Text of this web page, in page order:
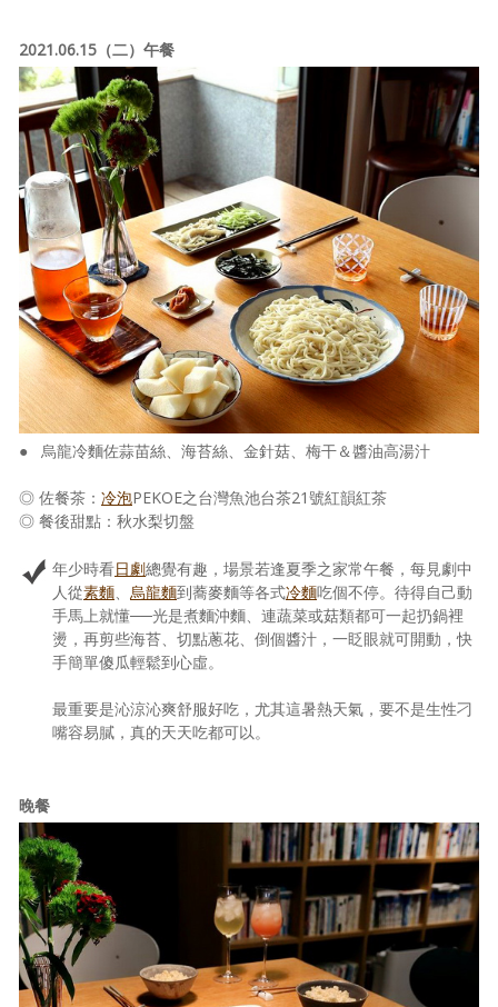
2021.06.15（二）午餐
● 烏龍冷麵佐蒜苗絲、海苔絲、金針菇、梅干＆醬油高湯汁
◎ 佐餐茶： 冷泡PEKOE之台灣魚池台茶21號紅韻紅茶
◎ 餐後甜點：秋水梨切盤
年少時看日劇總覺有趣，場景若逢夏季之家常午餐，每見劇中
人從素麵、 烏龍麵到蕎麥麵等各式冷麵吃個不停。待得自己動
手馬上就懂──光是煮麵沖麵、連蔬菜或菇類都可一起扔鍋裡
燙，再剪些海苔、切點蔥花、倒個醬汁，一眨眼就可開動，快
手簡單傻瓜輕鬆到心虛。
最重要是沁涼沁爽舒服好吃，尤其這暑熱天氣，要不是生性刁
嘴容易膩，真的天天吃都可以。
晚餐